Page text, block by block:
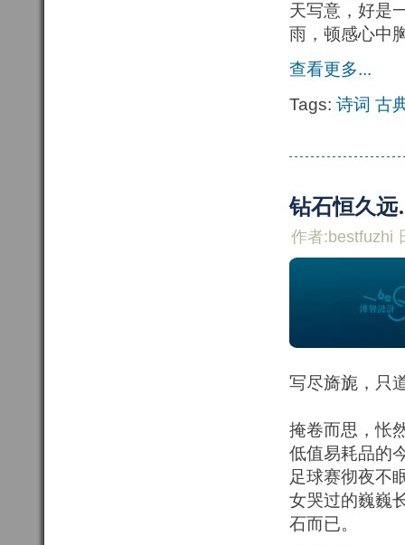
天写意，好是
雨，顿感心中
查看更多...
Tags: 诗词 古
钻石恒久
作者:bestfuzhi
写尽旖旎，只
掩卷而思，怅
低值易耗品的
足球赛彻夜不
女哭过的巍巍
石而已。